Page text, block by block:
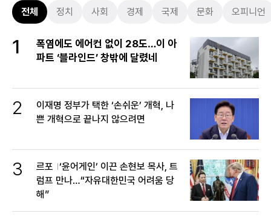
전체 정치 사회 경제 국제 문화 오피니언
1
폭염에도 에어컨 없이 28도…이 아
파트 ‘블라인드’ 창밖에 달렸네
2
이재명 정부가 택한 ‘손쉬운’ 개혁, 나
쁜 개혁으로 끝나지 않으려면
3 르포 ‘윤어게인’ 이끈 손현보 목사, 트
럼프 만나…“자유대한민국 어려움 당
해”